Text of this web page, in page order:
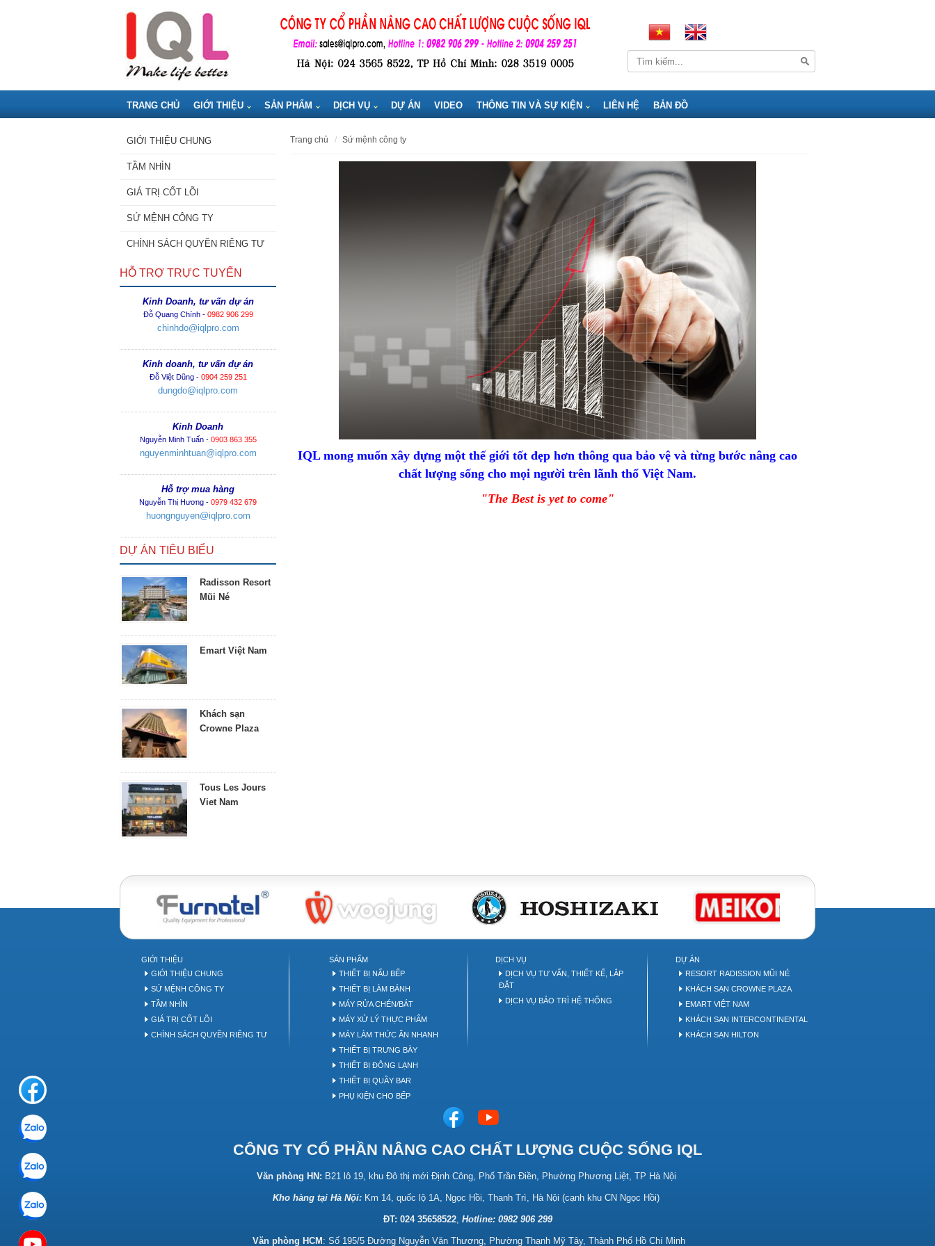
TRANG CHỦ GIỚI THIỆU SẢN PHẨM DỊCH VỤ DỰ ÁN VIDEO THÔNG TIN VÀ SỰ KIỆN LIÊN HỆ BẢN ĐỒ
GIỚI THIỆU CHUNG
TẦM NHÌN
GIÁ TRỊ CỐT LÕI
SỨ MỆNH CÔNG TY
CHÍNH SÁCH QUYỀN RIÊNG TƯ
HỖ TRỢ TRỰC TUYẾN
Kinh Doanh, tư vấn dự án
Đỗ Quang Chính - 0982 906 299
chinhdo@iqlpro.com
Kinh doanh, tư vấn dự án
Đỗ Việt Dũng - 0904 259 251
dungdo@iqlpro.com
Kinh Doanh
Nguyễn Minh Tuấn - 0903 863 355
nguyenminhtuan@iqlpro.com
Hỗ trợ mua hàng
Nguyễn Thị Hương - 0979 432 679
huongnguyen@iqlpro.com
DỰ ÁN TIÊU BIỂU
Radisson Resort
Mũi Né
Emart Việt Nam
Khách sạn
Crowne Plaza
Tous Les Jours
Viet Nam
trang chủ sứ mệnh công ty
IQL mong muốn xây dựng một thế giới tốt đẹp hơn thông qua bảo vệ và từng bước nâng cao
chất lượng sống cho mọi người trên lãnh thổ Việt Nam.
"The Best is yet to come"
GIỚI THIỆU
GIỚI THIỆU CHUNG
SỨ MỆNH CÔNG TY
TẦM NHÌN
GIÁ TRỊ CỐT LÕI
CHÍNH SÁCH QUYỀN RIÊNG TƯ
SẢN PHẨM
THIẾT BỊ NẤU BẾP
THIẾT BỊ LÀM BÁNH
MÁY RỬA CHÉN/BÁT
MÁY XỬ LÝ THỰC PHẨM
MÁY LÀM THỨC ĂN NHANH
THIẾT BỊ TRƯNG BÀY
THIẾT BỊ ĐÔNG LẠNH
THIẾT BỊ QUẦY BAR
PHỤ KIỆN CHO BẾP
DỊCH VỤ
DỊCH VỤ TƯ VẤN, THIẾT KẾ, LẮP
ĐẶT
DỊCH VỤ BẢO TRÌ HỆ THỐNG
DỰ ÁN
RESORT RADISSION MŨI NÉ
KHÁCH SẠN CROWNE PLAZA
EMART VIỆT NAM
KHÁCH SẠN INTERCONTINENTAL
KHÁCH SẠN HILTON
CÔNG TY CỔ PHẦN NÂNG CAO CHẤT LƯỢNG CUỘC SỐNG IQL
Văn phòng HN: B21 lô 19, khu Đô thị mới Định Công, Phố Trần Điền, Phường Phương Liệt, TP Hà Nội
Kho hàng tại Hà Nội: Km 14, quốc lộ 1A, Ngọc Hồi, Thanh Trì, Hà Nội (cạnh khu CN Ngọc Hồi)
ĐT: 024 35658522, Hotline: 0982 906 299
Văn phòng HCM : Số 195/5 Đường Nguyễn Văn Thương, Phường Thạnh Mỹ Tây, Thành Phố Hồ Chí Minh